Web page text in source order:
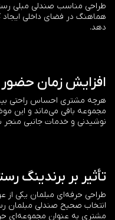
طراحی مناسب صندلی مبلی
هماهنگ در فضای داخلی ایجاد
دهد.
افزایش زمان
هرچه مشتری احساس راحتی
مجموعه باقی می‌ماند و این
نوشیدنی و خدمات جانبی منجر
تأثیر بر برندینگ
طراحی حرفه‌ای مبلمان یکی از
انتخاب صحیح صندلی مبلمان
مشتری به عنوان مجموعه‌ای